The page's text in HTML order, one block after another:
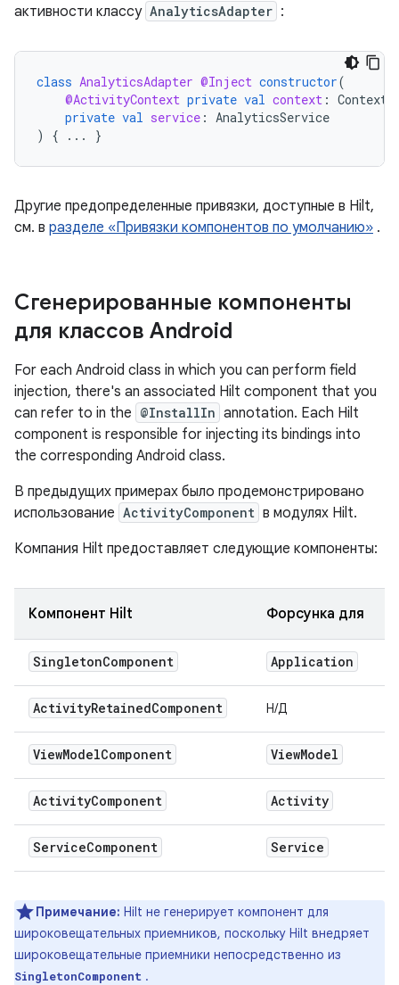
активности классу AnalyticsAdapter :
class AnalyticsAdapter @Inject constructor(
@ActivityContext private val context : Context
private val service : AnalyticsService
)
{ ... }
Другие предопределенные привязки, доступные в Hilt,
см. в разделе «Привязки компонентов по умолчанию» .
Сгенерированные компоненты
для классов Android
For each Android class in which you can perform field
injection, there's an associated Hilt component that you
can refer to in the @InstallIn annotation. Each Hilt
component is responsible for injecting its bindings into
the corresponding Android class.
В предыдущих примерах было продемонстрировано
использование ActivityComponent в модулях Hilt.
Компания Hilt предоставляет следующие компоненты:
Компонент Hilt Форсунка для
SingletonComponent Application
ActivityRetainedComponent Н/Д
ViewModelComponent ViewModel
ActivityComponent Activity
ServiceComponent Service
Примечание: Hilt не генерирует компонент для
широковещательных приемников, поскольку Hilt внедряет
широковещательные приемники непосредственно из
SingletonComponent .